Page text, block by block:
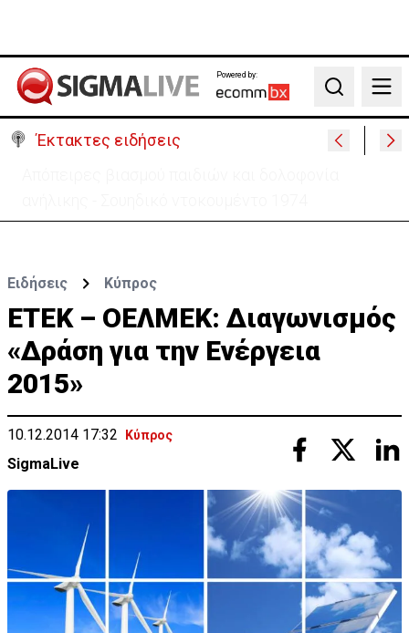
Powered by:
Search
Έκτακτες ειδήσεις
Ειδήσεις Κύπρος
ΕΤΕΚ – ΟΕΛΜΕΚ: Διαγωνισμός
«Δράση για την Ενέργεια
2015»
10.12.2014 17:32 Κύπρος
SigmaLive